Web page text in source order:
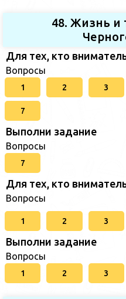
48. Жизнь и
Для тех, кто
Вопросы
1 2 3
7
Выполни задание
Вопросы
7
Для тех, кто
Вопросы
1 2 3
Выполни задание
Вопросы
1 2 3